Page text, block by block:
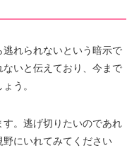
れられないという暗示で
いと伝えており、今まで
う。
。逃げ切りたいのであれ
にいれてみてください